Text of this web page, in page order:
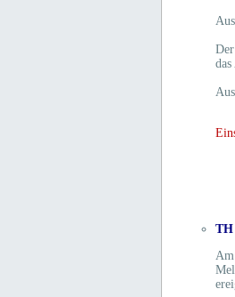
TH